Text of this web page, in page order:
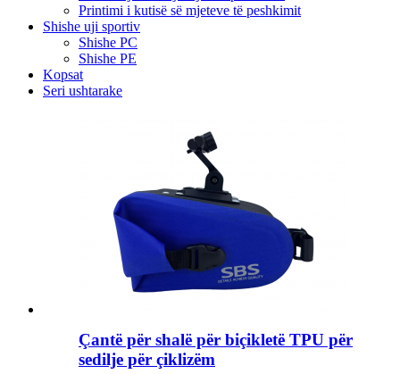
Printimi i kutisë së mjeteve të peshkimit
Shishe uji sportiv
Shishe PC
Shishe PE
Kopsat
Seri ushtarake
Çantë për shalë për biçikletë TPU për
sedilje për çiklizëm